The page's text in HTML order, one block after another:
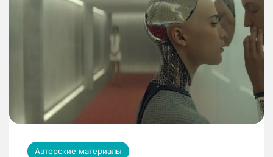
Авторские материалы